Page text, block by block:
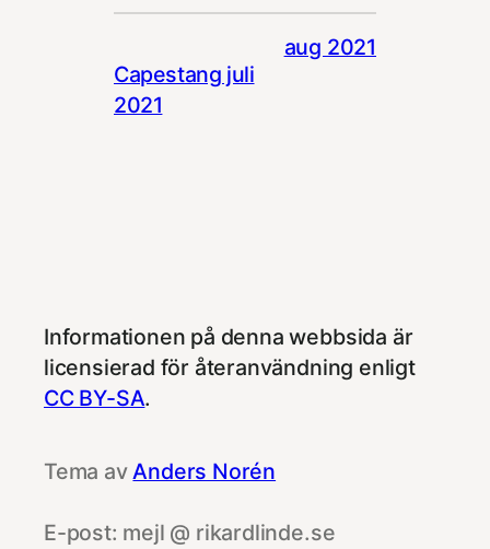
Capestang juli
2021
aug 2021
Informationen på denna webbsida är
licensierad för återanvändning enligt
CC BY-SA.
Tema avAnders Norén
E-post: mejl @ rikardlinde.se